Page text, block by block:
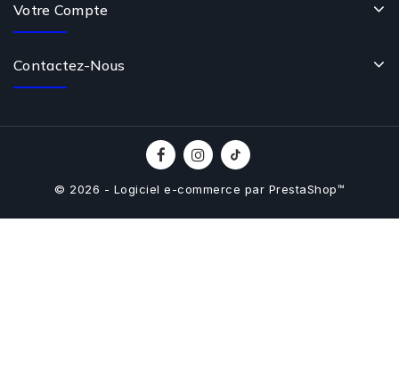
Votre Compte
Contactez-Nous
© 2026 - Logiciel e-commerce par PrestaShop™